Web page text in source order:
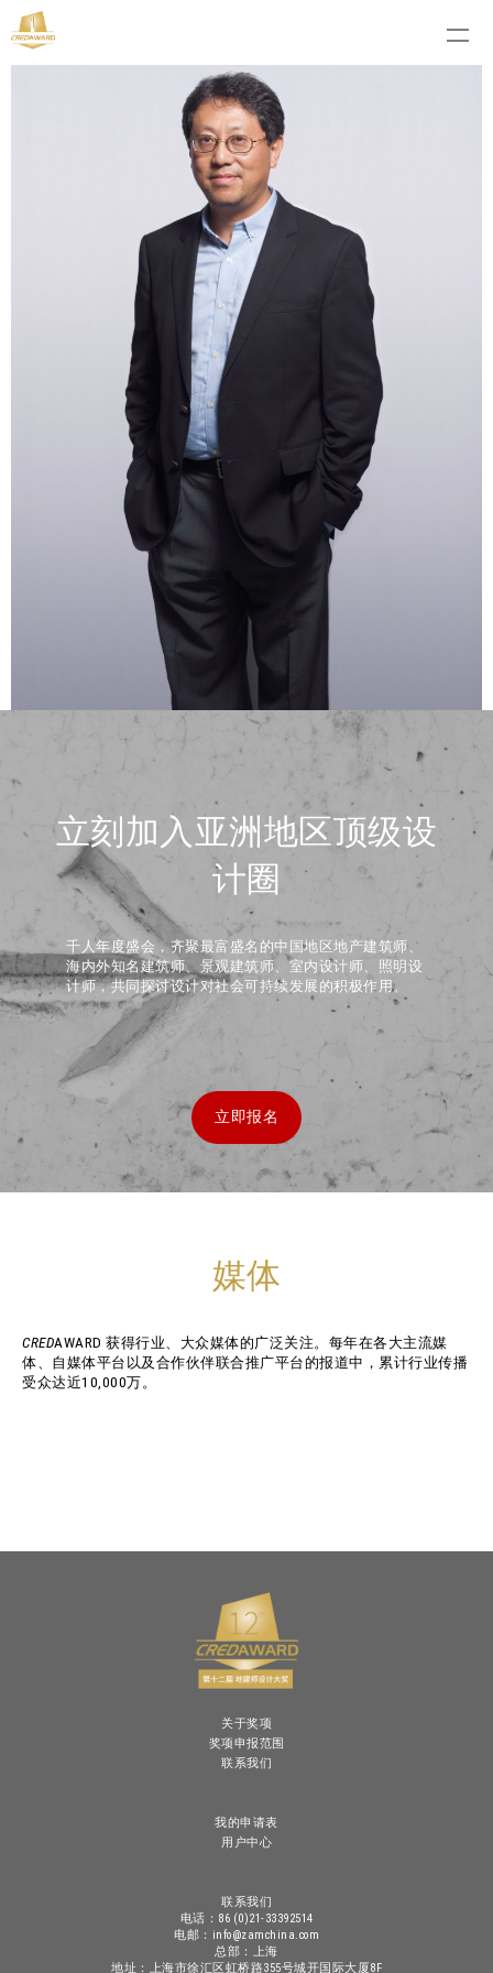
立刻加入亚洲地区顶级设
计圈
千人年度盛会，齐聚最富盛名的中国地区地产建筑师、
海内外知名建筑师、景观建筑师、室内设计师、照明设
计师，共同探讨设计对社会可持续发展的积极作用。
立即报名
媒体
CREDAWARD 获得行业、大众媒体的广泛关注。每年在各大主流媒
体、自媒体平台以及合作伙伴联合推广平台的报道中，累计行业传播
受众达近10,000万。
关于奖项
奖项申报范围
联系我们
我的申请表
用户中心
联系我们
电话：86 (0)21-33392514
电邮：info@zamchina.com
总部：上海
地址：上海市徐汇区虹桥路355号城开国际大厦8F